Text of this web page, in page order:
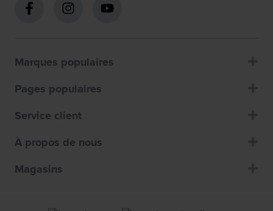
Marques populaires
Pages populaires
Service client
À propos de nous
Magasins